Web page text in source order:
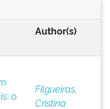
Author(s)
o
Filgueiras,
Cristina